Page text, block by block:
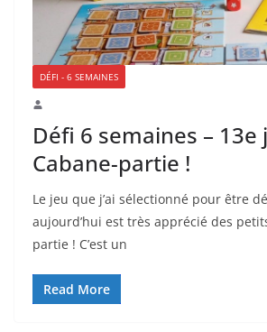
DÉFI - 6 SEMAINES
Défi 6 semaines – 13e
Cabane-partie !
Le jeu que j’ai sélectionné pour être
aujourd’hui est très apprécié des
partie ! C’est un
Read More